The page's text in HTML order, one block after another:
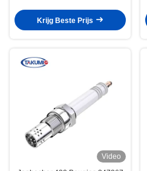
Krijg Beste Prijs
Video